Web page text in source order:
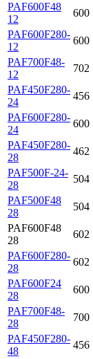
PAF600F48
12
600
PAF600F280-
12
600
PAF700F48-
12
702
PAF450F280-
24
456
PAF600F280-
24
600
PAF450F280-
28
462
PAF500F-24-
28
504
PAF500F48
28
504
PAF600F48
28
602
PAF600F280-
28
602
PAF600F24
28
600
PAF700F48-
28
700
PAF450F280-
48
456